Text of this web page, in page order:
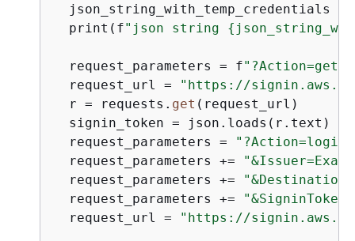
json_string_with_temp_credentials =
  print(f
"json string {
  request_parameters = f
  request_url =
"https://
  r = requests.
get (request_url)
  signin_token = json.loads(r.text)
  request_parameters =
"?Action=login"
  request_parameters +=
  request_parameters +=
  request_parameters +=
  request_url =
"https://